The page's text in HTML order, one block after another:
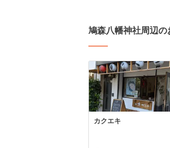
鳩森八幡神社周辺
カクエキ